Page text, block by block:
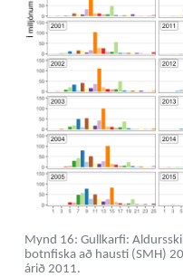
Mynd 16: Gullkarfi:
botnfiska að hausti (SMH)
árið 2011.